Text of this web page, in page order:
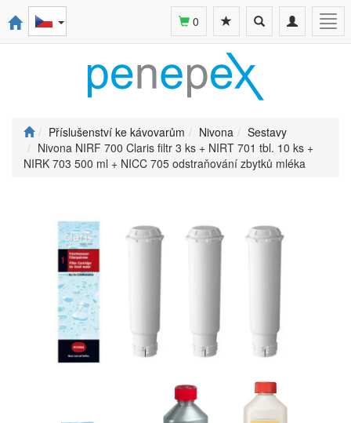
Toggle
navigation
Toggle
search
0
Příslušenství ke kávovarům Nivona
Sestavy
Nivona NIRF 700 Claris filtr 3 ks + NIRT 701 tbl. 10 ks +
NIRK 703 500 ml + NICC 705 odstraňování zbytků mléka